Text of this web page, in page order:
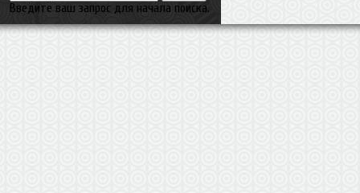
Введите ваш запрос для начала поиска.